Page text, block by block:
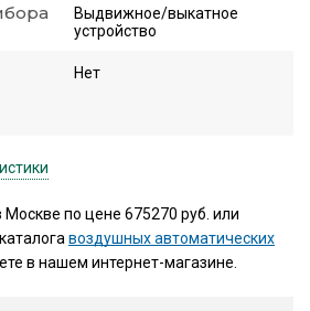
Выдвижное/выкатное
устройство
Нет
по цене 675270 руб. или
воздушных автоматических
в нашем интернет-магазине.